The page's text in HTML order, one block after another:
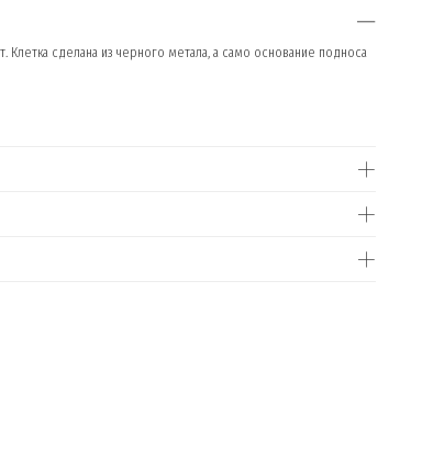
сделана из черного метала, а само основание подноса